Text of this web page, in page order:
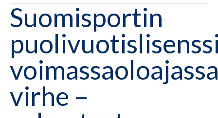
Suomisportin
virhe –